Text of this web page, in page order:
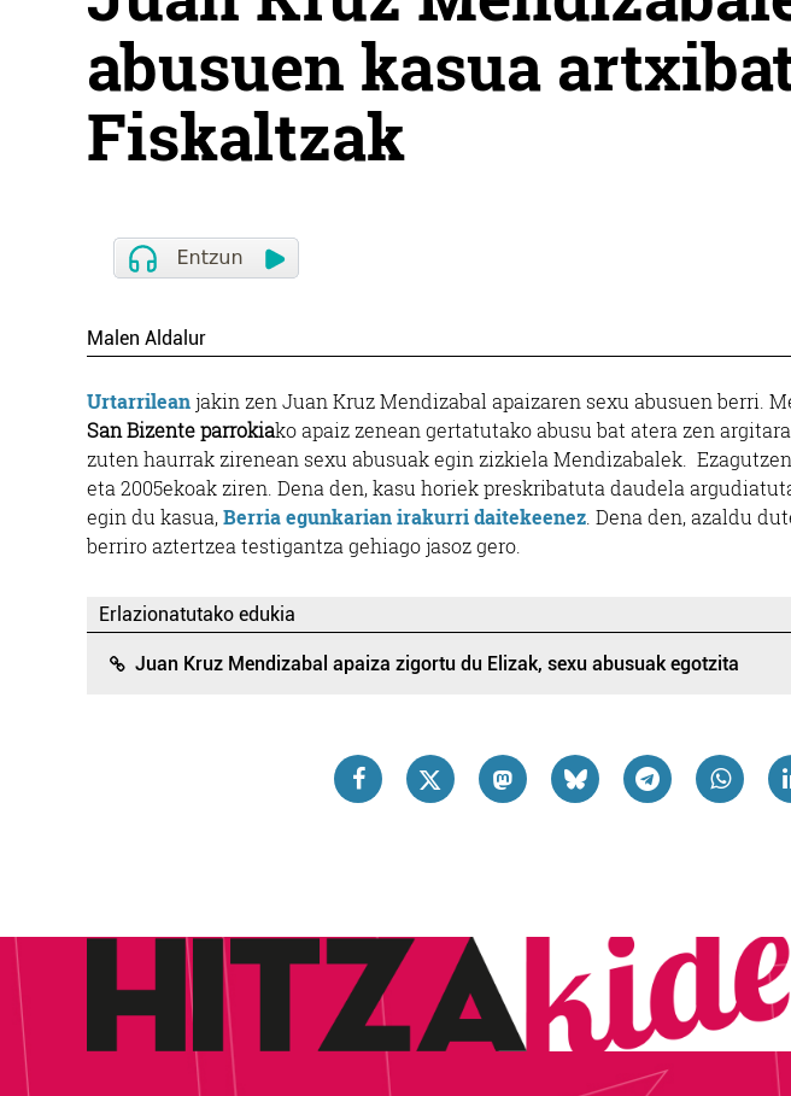
abusuen kasua
Fiskaltzak
Malen Aldalur
Urtarrilean jakin zen Juan Kruz Mendizabal apaizaren sexu abusuen berri.
San Bizente parrokiako apaiz zenean gertatutako abusu bat atera zen
zuten haurrak zirenean sexu abusuak egin zizkiela Mendizabalek.
eta 2005ekoak ziren. Dena den, kasu horiek preskribatuta daudela
egin du kasua,Berria egunkarian irakurri daitekeenez . Dena den, azaldu
berriro aztertzea testigantza gehiago jasoz gero.
Erlazionatutako edukia
Juan Kruz Mendizabal apaiza zigortu du Elizak, sexu abusuak egotzita